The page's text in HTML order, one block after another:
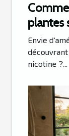
plantes
Envie
nicotine ?...